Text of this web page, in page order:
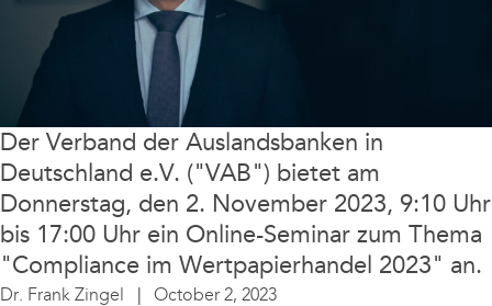
Der Verband der Auslandsbanken in
Deutschland e.V. ("VAB") bietet am
Donnerstag, den 2. November 2023, 9:10 Uhr
bis 17:00 Uhr ein Online-Seminar zum Thema
"Compliance im Wertpapierhandel 2023" an.
Dr. Frank Zingel October 2, 2023